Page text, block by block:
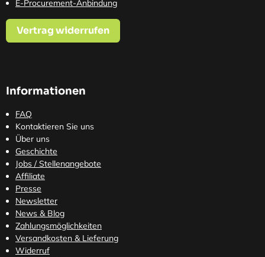
E-Procurement-Anbindung
Vertrag widerrufen
Informationen
FAQ
Kontaktieren Sie uns
Über uns
Geschichte
Jobs / Stellenangebote
Affiliate
Presse
Newsletter
News & Blog
Zahlungsmöglichkeiten
Versandkosten & Lieferung
Widerruf